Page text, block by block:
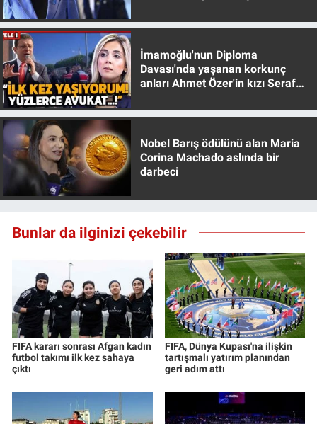
İmamoğlu'nun Diploma
Davası'nda yaşanan korkunç
anları Ahmet Özer'in kızı Seraf
Nobel Barış ödülünü alan Maria
Corina Machado aslında bir
darbeci
Bunlar da ilginizi çekebilir
FIFA kararı sonrası Afgan kadın
futbol takımı ilk kez sahaya
çıktı
FIFA, Dünya Kupası'na ilişkin
tartışmalı yatırım planından
geri adım attı
Türkiye'nin Geleceği
Türkiye'nin Gündemi
Yerel Gündem
Yerel Yaşam
Canlı Yayın